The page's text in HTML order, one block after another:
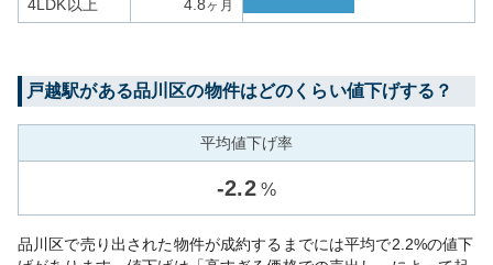
4LDK以上 4.8ヶ月
戸越駅がある品川区の物件はどのくらい値下げする？
平均値下げ率
-2.2 %
品川区で売り出された物件が成約するまでには平均で2.2%の値下